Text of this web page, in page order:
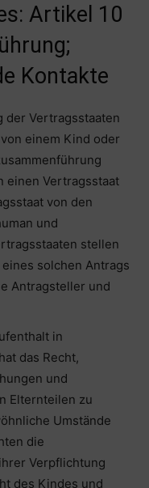
Artikel 10
Kontakte
der Vertragsstaaten
einem Kind oder
einen Vertragsstaat
von den
und
stellen
solchen Antrags
Antragsteller und
in
das Recht,
und
Elternteilen zu
Umstände
die
Verpflichtung
des Kindes und